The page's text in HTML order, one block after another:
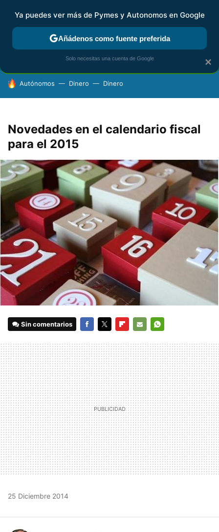
FISCALIDAD Y CONTABILIDAD KIT DIGITAL RENTA
HOY SE HABLA DE
Autónomos Dinero Dinero
Novedades en el calendario fiscal
para el 2015
Sin comentarios
MAIL
25 Diciembre 2014
×
Ya puedes ver más de Pymes y Autonomos en Google
Añádenos como fuente preferida
Solo necesitas una cuenta de Google